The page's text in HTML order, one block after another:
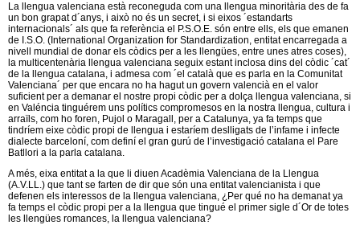
La llengua valenciana està reconeguda com una llengua minoritària des de fa
un bon grapat d´anys, i això no és un secret, i si eixos ´estandarts
internacionals´ als que fa referència el P.S.O.E. són entre ells, els que emanen
de I.S.O. (International Organization for Standardization, entitat encarregada a
nivell mundial de donar els còdics per a les llengües, entre unes atres coses),
la multicentenària llengua valenciana seguix estant inclosa dins del còdic ´cat´
de la llengua catalana, i admesa com ´el català que es parla en la Comunitat
Valenciana´ per que encara no ha hagut un govern valencià en el valor
suficient per a demanar el nostre propi còdic per a dolça llengua valenciana, si
en Valéncia tinguérem uns polítics compromesos en la nostra llengua, cultura i
arraïls, com ho foren, Pujol o Maragall, per a Catalunya, ya fa temps que
tindríem eixe còdic propi de llengua i estaríem deslligats de l’infame i infecte
dialecte barceloní, com definí el gran gurú de l’investigació catalana el Pare
Batllori a la parla catalana.
A més, eixa entitat a la que li diuen Acadèmia Valenciana de la Llengua
(A.V.LL.) que tant se farten de dir que són una entitat valencianista i que
defenen els interessos de la llengua valenciana, ¿Per qué no ha demanat ya
fa temps el còdic propi per a la llengua que tingué el primer sigle d´Or de totes
les llengües romances, la llengua valenciana?